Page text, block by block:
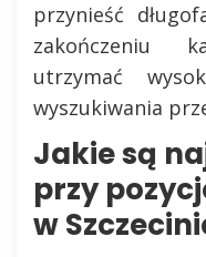
przynieść
zakończeniu
utrzymać
wyszukiwania
Jakie są
przy
w